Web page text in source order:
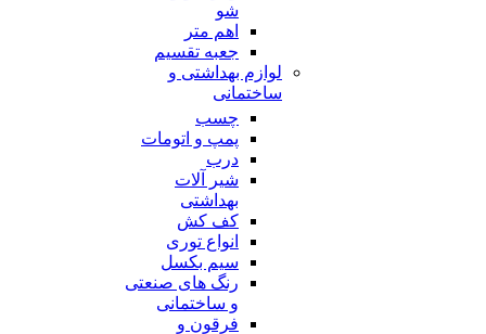
شو
اهم متر
جعبه تقسیم
لوازم بهداشتی و
ساختمانی
چسب
پمپ و اتومات
درب
شیر آلات
بهداشتی
کف کش
انواع توری
سیم بکسل
رنگ های صنعتی
و ساختمانی
فرقون و